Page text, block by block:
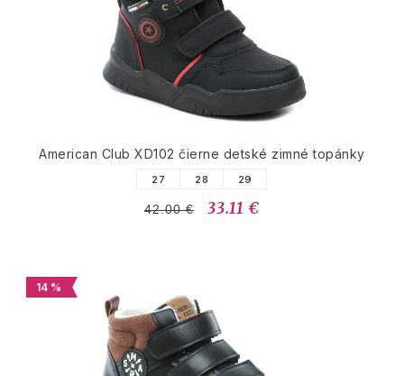
American Club XD102 čierne detské zimné topánky
27 28 29
42.00 € 33.11 €
14 %